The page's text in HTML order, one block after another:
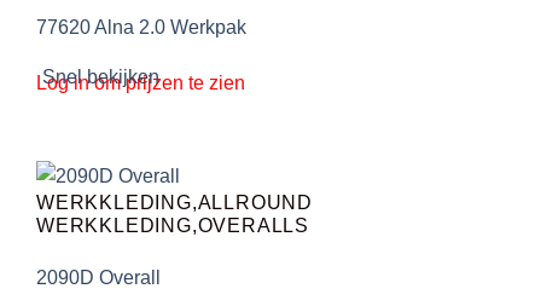
Snel bekijken
77620 Alna 2.0 Werkpak
Log in om prijzen te zien
WERKKLEDING,ALLROUND
WERKKLEDING,OVERALLS
2090D Overall